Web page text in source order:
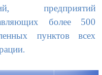
предприятий
более 500
пунктов всех